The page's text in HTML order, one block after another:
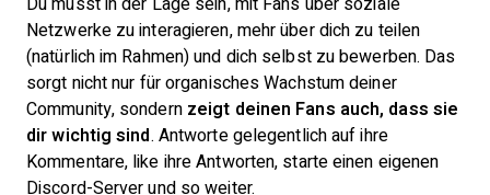
Du musst in der Lage sein, mit Fans über soziale
Netzwerke zu interagieren, mehr über dich zu teilen
(natürlich im Rahmen) und dich selbst zu bewerben. Das
sorgt nicht nur für organisches Wachstum deiner
Community, sondern zeigt deinen Fans auch, dass sie
dir wichtig sind . Antworte gelegentlich auf ihre
Kommentare, like ihre Antworten, starte einen eigenen
Discord-Server und so weiter.